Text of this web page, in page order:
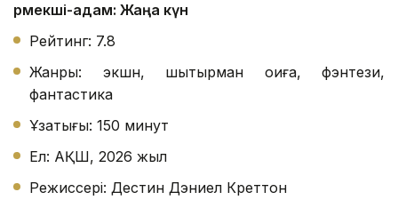
Өрмекші-адам: Жаңа күн
Рейтинг: 7.8
Жанры: экшн, шытырман оқиға, фэнтези,
фантастика
Ұзақтығы: 150 минут
Ел: АҚШ, 2026 жыл
Режиссері: Дестин Дэниел Креттон